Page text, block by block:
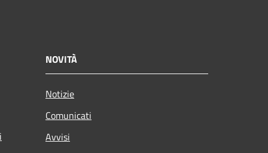
NOVITÀ
Notizie
Comunicati
Avvisi